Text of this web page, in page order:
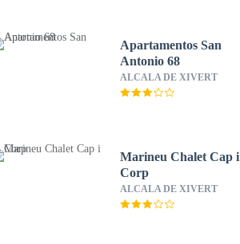
Apartamentos San
Antonio 68
ALCALA DE XIVERT
Marineu Chalet Cap i
Corp
ALCALA DE XIVERT